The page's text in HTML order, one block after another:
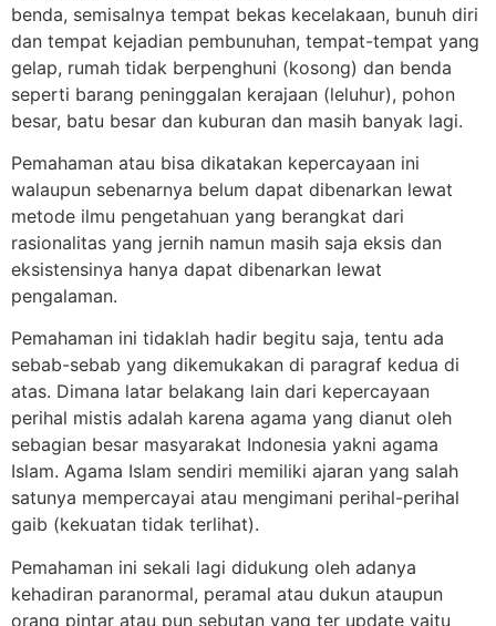
benda, semisalnya tempat bekas kecelakaan, bunuh diri
dan tempat kejadian pembunuhan, tempat-tempat yang
gelap, rumah tidak berpenghuni (kosong) dan benda
seperti barang peninggalan kerajaan (leluhur), pohon
besar, batu besar dan kuburan dan masih banyak lagi.
Pemahaman atau bisa dikatakan kepercayaan ini
walaupun sebenarnya belum dapat dibenarkan lewat
metode ilmu pengetahuan yang berangkat dari
rasionalitas yang jernih namun masih saja eksis dan
eksistensinya hanya dapat dibenarkan lewat
pengalaman.
Pemahaman ini tidaklah hadir begitu saja, tentu ada
sebab-sebab yang dikemukakan di paragraf kedua di
atas. Dimana latar belakang lain dari kepercayaan
perihal mistis adalah karena agama yang dianut oleh
sebagian besar masyarakat Indonesia yakni agama
Islam. Agama Islam sendiri memiliki ajaran yang salah
satunya mempercayai atau mengimani perihal-perihal
gaib (kekuatan tidak terlihat).
Pemahaman ini sekali lagi didukung oleh adanya
kehadiran paranormal, peramal atau dukun ataupun
orang pintar atau pun sebutan yang ter update yaitu